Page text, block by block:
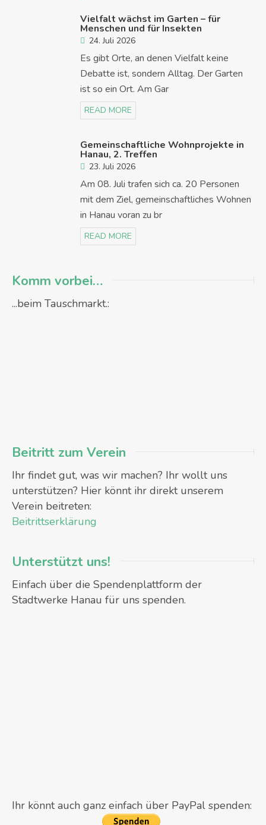
Vielfalt wächst im Garten – für
Menschen und für Insekten
24. Juli 2026
Es gibt Orte, an denen Vielfalt keine
Debatte ist, sondern Alltag. Der Garten
ist so ein Ort. Am Gar
READ MORE
Gemeinschaftliche Wohnprojekte in
Hanau, 2. Treffen
23. Juli 2026
Am 08. Juli trafen sich ca. 20 Personen
mit dem Ziel, gemeinschaftliches Wohnen
in Hanau voran zu br
READ MORE
Komm vorbei…
...beim Tauschmarkt.:
Beitritt zum Verein
Ihr findet gut, was wir machen? Ihr wollt uns
unterstützen? Hier könnt ihr direkt unserem
Verein beitreten:
Beitrittserklärung
Unterstützt uns!
Einfach über die Spendenplattform der
Stadtwerke Hanau für uns spenden.
Ihr könnt auch ganz einfach über PayPal spenden: